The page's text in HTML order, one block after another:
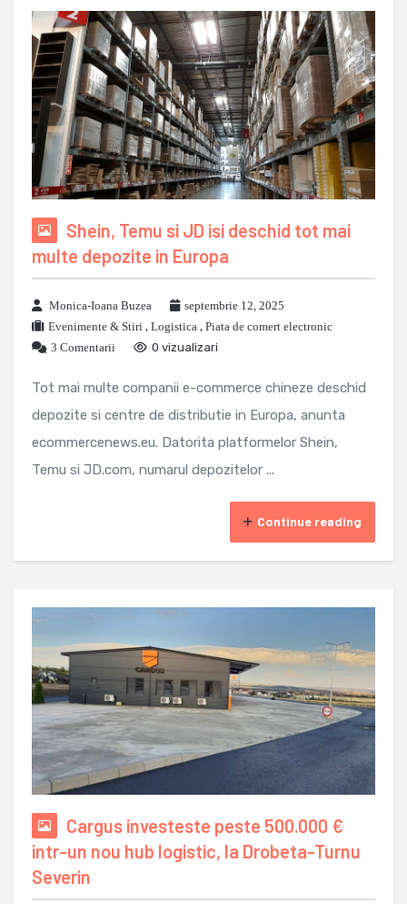
Shein, Temu si JD isi deschid tot mai
multe depozite in Europa
Monica-Ioana Buzea
septembrie 12, 2025
Evenimente & Stiri , Logistica , Piata de comert electronic
3 Comentarii
0 vizualizari
Tot mai multe companii e-commerce chineze deschid
depozite si centre de distributie in Europa, anunta
ecommercenews.eu. Datorita platformelor Shein,
Temu si JD.com, numarul depozitelor ...
Continue reading
Cargus investeste peste 500.000 €
intr-un nou hub logistic, la Drobeta-Turnu
Severin